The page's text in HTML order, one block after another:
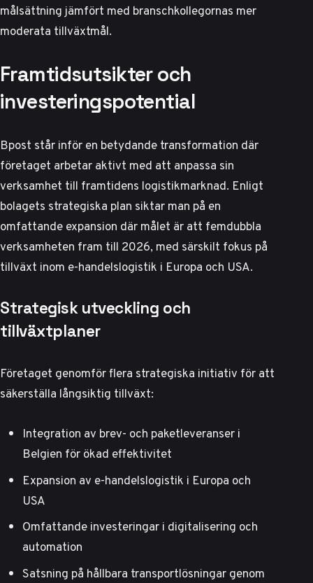
målsättning jämfört med branschkollegornas mer
moderata tillväxtmål.
Framtidsutsikter och
investeringspotential
Bpost står inför en betydande transformation där
företaget arbetar aktivt med att anpassa sin
verksamhet till framtidens logistikmarknad. Enligt
bolagets strategiska plan siktar man på en
omfattande expansion där målet är att femdubbla
verksamheten fram till 2026, med särskilt fokus på
tillväxt inom e-handelslogistik i Europa och USA.
Strategisk utveckling och
tillväxtplaner
Företaget genomför flera strategiska initiativ för att
säkerställa långsiktig tillväxt:
Integration av brev- och paketleveranser i
Belgien för ökad effektivitet
Expansion av e-handelslogistik i Europa och
USA
Omfattande investeringar i digitalisering och
automation
Satsning på hållbara transportlösningar genom